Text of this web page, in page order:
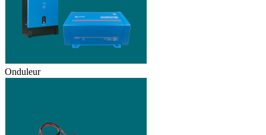
Onduleur